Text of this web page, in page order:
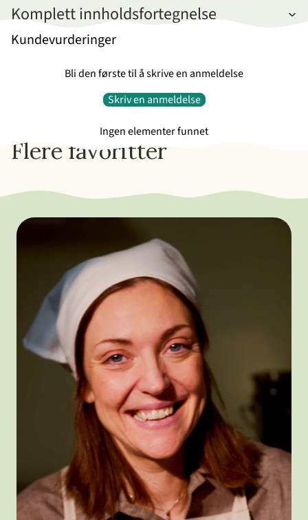
Komplett innholdsfortegnelse
Kundevurderinger
Bli den første til å skrive en anmeldelse
Skriv en anmeldelse
Ingen elementer funnet
Flere favoritter